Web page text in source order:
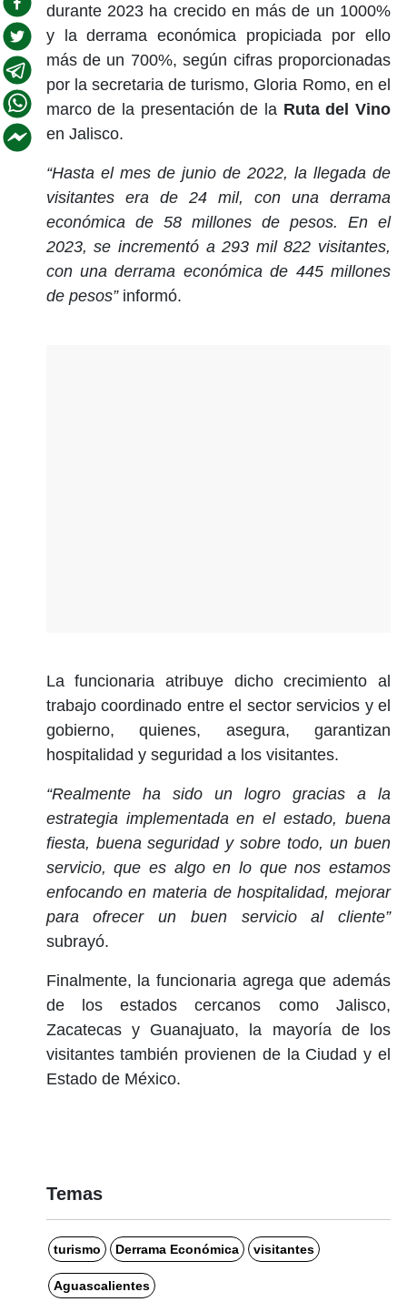
durante 2023 ha crecido en más de un 1000%
y la derrama económica propiciada por ello
más de un 700%, según cifras proporcionadas
por la secretaria de turismo, Gloria Romo, en el
marco de la presentación de la Ruta del Vino
en Jalisco.
“Hasta el mes de junio de 2022, la llegada de
visitantes era de 24 mil, con una derrama
económica de 58 millones de pesos. En el
2023, se incrementó a 293 mil 822 visitantes,
con una derrama económica de 445 millones
de pesos”informó.
La funcionaria atribuye dicho crecimiento al
trabajo coordinado entre el sector servicios y el
gobierno, quienes, asegura, garantizan
hospitalidad y seguridad a los visitantes.
“Realmente ha sido un logro gracias a la
estrategia implementada en el estado, buena
fiesta, buena seguridad y sobre todo, un buen
servicio, que es algo en lo que nos estamos
enfocando en materia de hospitalidad, mejorar
para ofrecer un buen servicio al cliente”
subrayó.
Finalmente, la funcionaria agrega que además
de los estados cercanos como Jalisco,
Zacatecas y Guanajuato, la mayoría de los
visitantes también provienen de la Ciudad y el
Estado de México.
Temas
turismo Derrama Económica visitantes
Aguascalientes